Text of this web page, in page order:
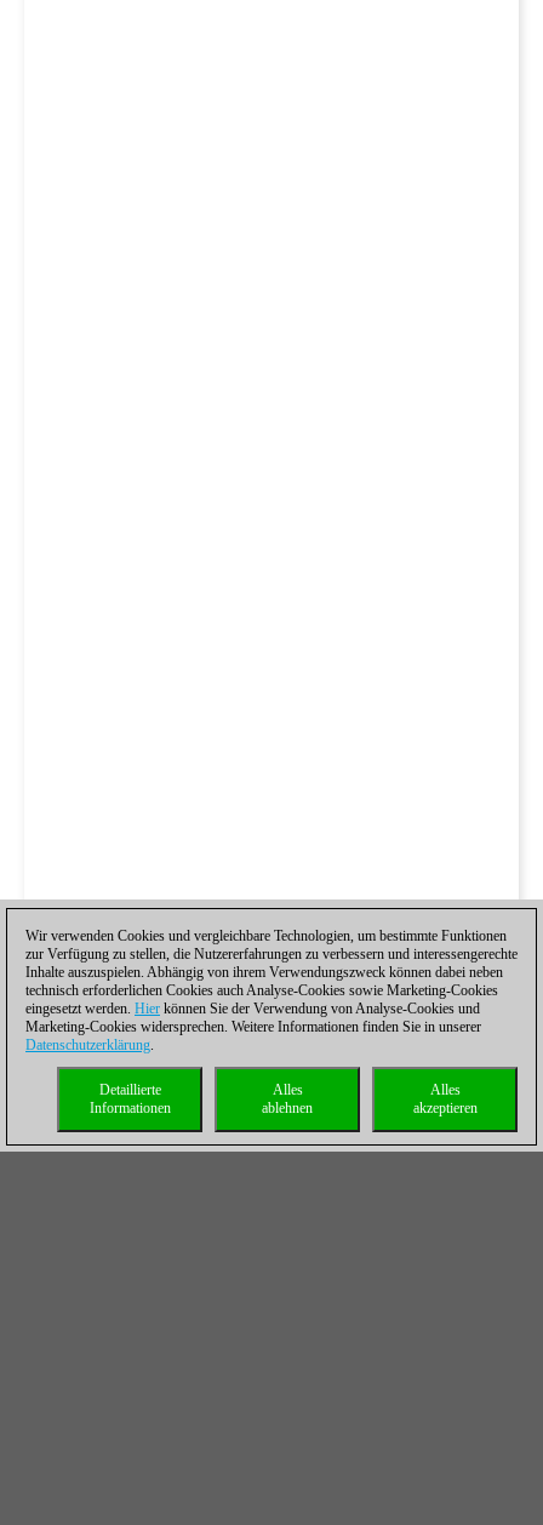
Wir verwenden Cookies und vergleichbare Technologien, um bestimmte Funktionen
zur Verfügung zu stellen, die Nutzererfahrungen zu verbessern und interessengerechte
Inhalte auszuspielen. Abhängig von ihrem Verwendungszweck können dabei neben
technisch erforderlichen Cookies auch Analyse-Cookies sowie Marketing-Cookies
eingesetzt werden. Hier können Sie der Verwendung von Analyse-Cookies und
Marketing-Cookies widersprechen. Weitere Informationen finden Sie in unserer
Datenschutzerklärung.
Alles
akzeptieren
Alles
ablehnen
Detaillierte
Informationen